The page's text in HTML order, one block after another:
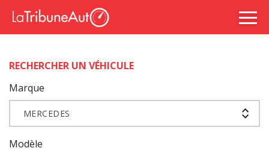
RECHERCHER UN VÉHICULE
Marque
MERCEDES
Modèle